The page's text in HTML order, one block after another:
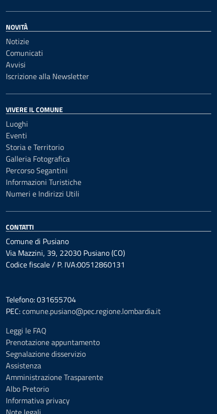
NOVITÀ
Notizie
Comunicati
Avvisi
Iscrizione alla Newsletter
VIVERE IL COMUNE
Luoghi
Eventi
Storia e Territorio
Galleria Fotografica
Percorso Segantini
Informazioni Turistiche
Numeri e Indirizzi Utili
CONTATTI
Comune di Pusiano
Via Mazzini, 39, 22030 Pusiano (CO)
Codice fiscale / P. IVA:00512860131
Telefono: 031655704
PEC:comune.pusiano@pec.regione.lombardia.it
Leggi le FAQ
Prenotazione appuntamento
Segnalazione disservizio
Assistenza
Amministrazione Trasparente
Albo Pretorio
Informativa privacy